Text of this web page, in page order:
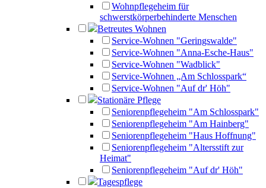
Wohnpflegeheim für
schwerstkörperbehinderte Menschen
Betreutes Wohnen
Service-Wohnen "Geringswalde"
Service-Wohnen "Anna-Esche-Haus"
Service-Wohnen "Wadblick"
Service-Wohnen „Am Schlosspark“
Service-Wohnen "Auf dr' Höh"
Stationäre Pflege
Seniorenpflegeheim "Am Schlosspark"
Seniorenpflegeheim "Am Hainberg"
Seniorenpflegeheim "Haus Hoffnung"
Seniorenpflegeheim "Altersstift zur
Heimat"
Seniorenpflegeheim "Auf dr' Höh"
Tagespflege